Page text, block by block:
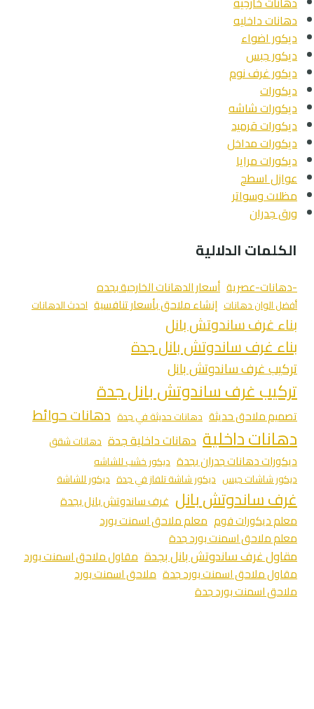
دهانات داخليه
ديكور اضواء
ديكور جبس
ديكور غرف نوم
ديكورات
ديكورات شاشه
ديكورات قرميد
ديكورات مداخل
ديكورات مرايا
عوازل اسطح
مظلات وسواتر
ورق جدران
الكلمات الدلالية
-دهانات-عصرية أسعار الدهانات الخارجية بجده
أفضل الوان دهانات إنشاء ملاحق بأسعار تنافسية احدث الدهانات
بناء غرف ساندوتش بانل
بناء غرف ساندوتش بانل جدة
تركيب غرف ساندوتش بانل
تركيب غرف ساندوتش بانل جدة
تصميم ملاحق حديثة دهانات حديثة في جدة دهانات حوائط
دهانات داخلية دهانات داخلية جدة دهانات شقق
ديكورات دهانات جدران بجدة ديكور خشب للشاشه
ديكور شاشات جبس ديكور شاشة تلفاز في جدة ديكور للشاشة
غرف ساندوتش بانل غرف ساندوتش بانل بجدة
معلم ديكورات فوم معلم ملاحق اسمنت بورد
معلم ملاحق اسمنت بورد جدة
مقاول غرف ساندوتش بانل بجدة مقاول ملاحق اسمنت بورد
مقاول ملاحق اسمنت بورد جدة ملاحق اسمنت بورد
ملاحق اسمنت بورد جدة